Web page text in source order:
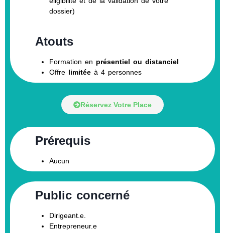
dossier)
Atouts
Formation en présentiel ou distanciel
Offre limitée à 4 personnes
Réservez Votre Place
Prérequis
Aucun
Public concerné
Dirigeant.e.
Entrepreneur.e